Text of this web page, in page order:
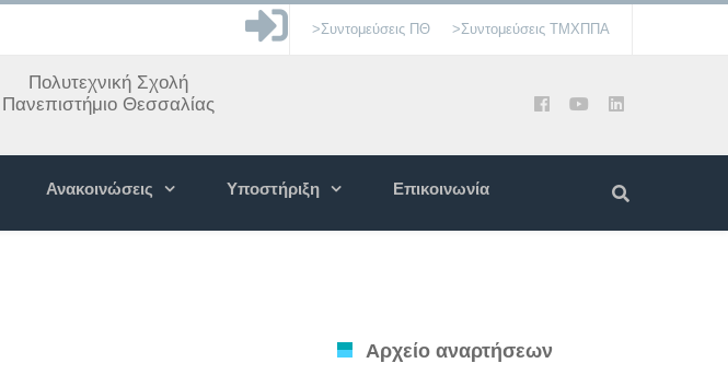
>Συντομεύσεις ΠΘ >Συντομεύσεις ΤΜΧΠΠΑ
Πολυτεχνική Σχολή
Πανεπιστήμιο Θεσσαλίας
Ανακοινώσεις Υποστήριξη Επικοινωνία
Αρχείο αναρτήσεων